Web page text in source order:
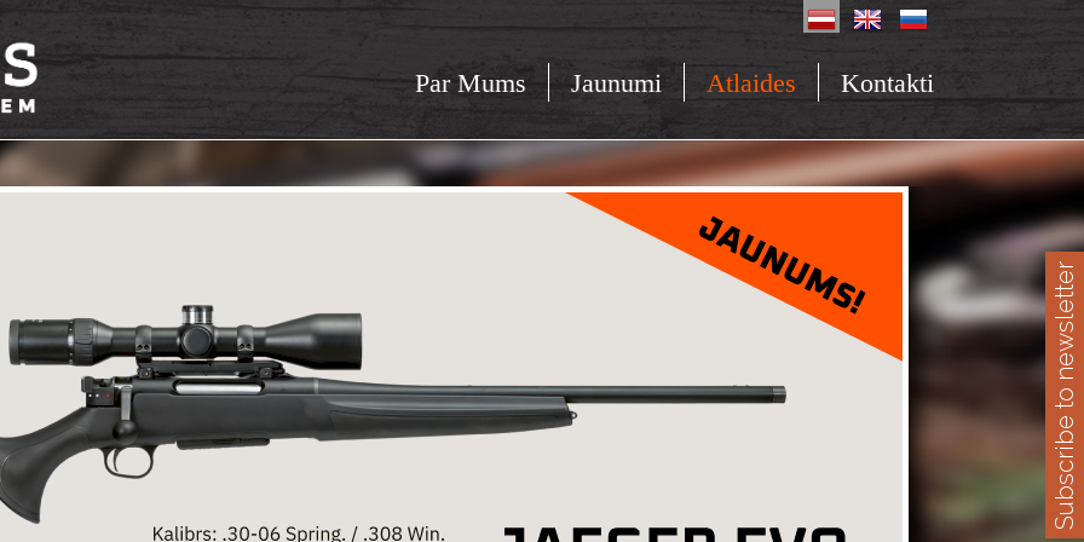
Par Mums Jaunumi Atlaides Kontakti
Subscribe to newsletter